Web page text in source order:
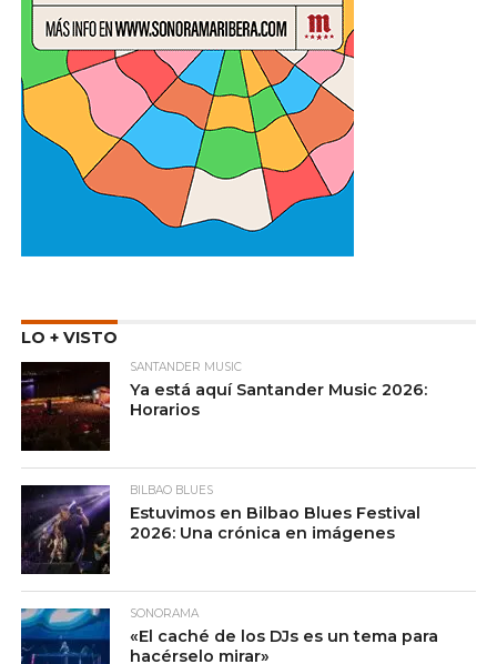
LO + VISTO
SANTANDER MUSIC
Ya está aquí Santander Music 2026:
Horarios
BILBAO BLUES
Estuvimos en Bilbao Blues Festival
2026: Una crónica en imágenes
SONORAMA
«El caché de los DJs es un tema para
hacérselo mirar»